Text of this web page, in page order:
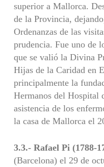
superior a Mallorca.
de la Provincia,
Ordenanzas de las
prudencia. Fue uno de
que se valió la Divina
Hijas de la Caridad en
principalmente la
Hermanos del Hospital
asistencia de los
la casa de Mallorca el
3.3.- Rafael Pi (1788-
(Barcelona) el 29 de